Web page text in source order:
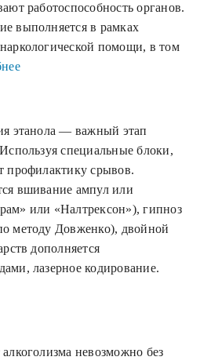
работоспособность органов.
выполняется в рамках
помощи, в том
этанола — важный этап
специальные блоки,
профилактику срывов.
вшивание ампул или
или «Налтрексон»), гипноз
методу Довженко), двойной
дополняется
лазерное кодирование.
невозможно без